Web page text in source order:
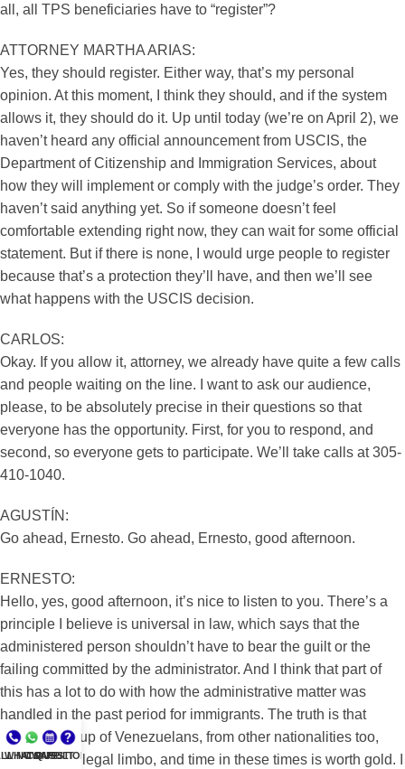
all, all TPS beneficiaries have to “register”?
ATTORNEY MARTHA ARIAS:
Yes, they should register. Either way, that’s my personal
opinion. At this moment, I think they should, and if the system
allows it, they should do it. Up until today (we’re on April 2), we
haven’t heard any official announcement from USCIS, the
Department of Citizenship and Immigration Services, about
how they will implement or comply with the judge’s order. They
haven’t said anything yet. So if someone doesn’t feel
comfortable extending right now, they can wait for some official
statement. But if there is none, I would urge people to register
because that’s a protection they’ll have, and then we’ll see
what happens with the USCIS decision.
CARLOS:
Okay. If you allow it, attorney, we already have quite a few calls
and people waiting on the line. I want to ask our audience,
please, to be absolutely precise in their questions so that
everyone has the opportunity. First, for you to respond, and
second, so everyone gets to participate. We’ll take calls at 305-
410-1040.
AGUSTÍN:
Go ahead, Ernesto. Go ahead, Ernesto, good afternoon.
ERNESTO:
Hello, yes, good afternoon, it’s nice to listen to you. There’s a
principle I believe is universal in law, which says that the
administered person shouldn’t have to bear the guilt or the
failing committed by the administrator. And I think that part of
this has a lot to do with how the administrative matter was
handled in the past period for immigrants. The truth is that
there’s a group of Venezuelans, from other nationalities too,
who are in a legal limbo, and time in these times is worth gold. I
NOW
WHATSAPP
CONSULT
QUESTIONS?